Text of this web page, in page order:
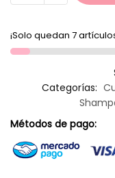
¡Solo quedan 7
Categorías:
Métodos de pago: